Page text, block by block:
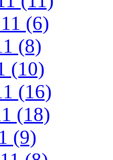
(6)
(8)
(10)
(16)
(18)
(9)